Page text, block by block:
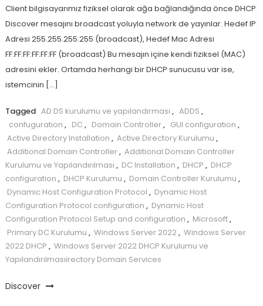
Client bilgisayarımız fiziksel olarak ağa bağlandığında önce DHCP
Discover mesajını broadcast yoluyla network de yayınlar. Hedef IP
Adresi 255.255.255.255 (broadcast), Hedef Mac Adresi
FF:FF:FF:FF:FF:FF (broadcast) Bu mesajın içine kendi fiziksel (MAC)
adresini ekler. Ortamda herhangi bir DHCP sunucusu var ise,
istemcinin […]
Tagged AD DS kurulumu ve yapılandırması , ADDS ,
confuguration , DC , Domain Controller, GUI configuration ,
Active Directory Installation , Active Directory Kurulumu ,
Additional Domain Controller, Additional Domain Controller
Kurulumu ve Yapılandırılması , DC Installation , DHCP , DHCP
configuration , DHCP Kurulumu , Domain Controller Kurulumu ,
Dynamic Host Configuration Protocol , Dynamic Host
Configuration Protocol configuration , Dynamic Host
Configuration Protocol Setup and configuration , Microsoft,
Primary DC Kurulumu , Windows Server 2022, Windows Server
2022 DHCP , Windows Server 2022 DHCP Kurulumu ve
Yapılandırılmasıirectory Domain Services
Discover